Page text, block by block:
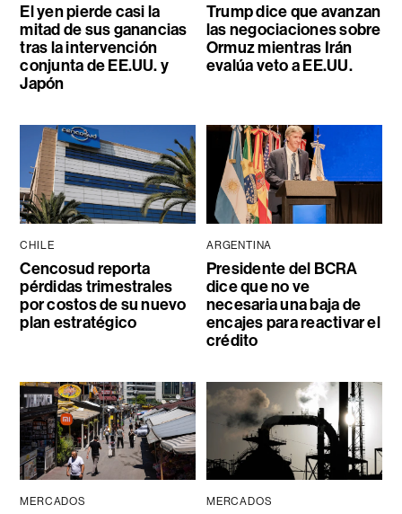
El yen pierde casi la
mitad de sus ganancias
tras la intervención
conjunta de EE.UU. y
Japón
Trump dice que avanzan
las negociaciones sobre
Ormuz mientras Irán
evalúa veto a EE.UU.
CHILE
Cencosud reporta
pérdidas trimestrales
por costos de su nuevo
plan estratégico
ARGENTINA
Presidente del BCRA
dice que no ve
necesaria una baja de
encajes para reactivar el
crédito
MERCADOS MERCADOS